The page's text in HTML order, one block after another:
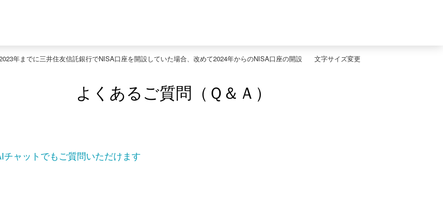
文字サイズ変更
年までに三井住友信託銀行でNISA口座を開設していた場合、改めて2024年からのNISA口座の開設
よくあるご質問（Ｑ＆Ａ）
ャットでもご質問いただけます